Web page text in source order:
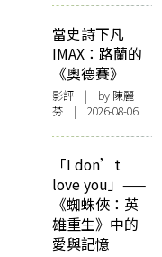
當史詩下凡
IMAX：路蘭的
《奧德賽》
影評 | by 陳麗
芬 | 2026-08-06
「I don’t
love you」——
《蜘蛛俠：英
雄重生》中的
愛與記憶